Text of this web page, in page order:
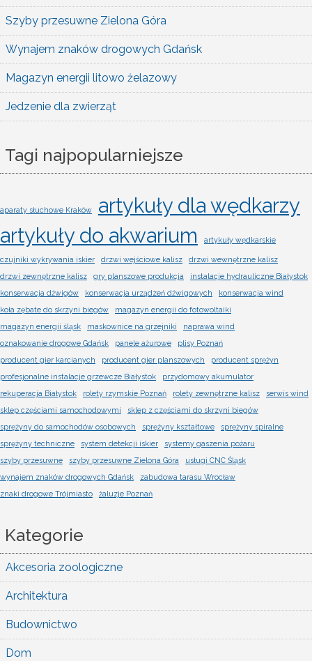
Szyby przesuwne Zielona Góra
Wynajem znaków drogowych Gdańsk
Magazyn energii litowo żelazowy
Jedzenie dla zwierząt
Tagi najpopularniejsze
aparaty słuchowe Kraków
artykuły dla wędkarzy
artykuły do akwarium
artykuły wędkarskie
czujniki wykrywania iskier drzwi wejściowe kalisz
drzwi wewnętrzne kalisz
drzwi zewnętrzne kalisz
gry planszowe produkcja
instalacje hydrauliczne Białystok
konserwacja dźwigów
konserwacja urządzeń dźwigowych
konserwacja wind
koła zębate do skrzyni biegów
magazyn energii do fotowoltaiki
magazyn energii śląsk
maskownice na grzejniki
naprawa wind
oznakowanie drogowe Gdańsk
panele ażurowe
plisy Poznań
producent gier karcianych
producent gier planszowych
producent sprężyn
profesjonalne instalacje grzewcze Białystok
przydomowy akumulator
rekuperacja Białystok
rolety rzymskie Poznań rolety zewnętrzne kalisz
serwis wind
sklep częściami samochodowymi
sklep z częściami do skrzyni biegów
sprężyny do samochodów osobowych
sprężyny kształtowe
sprężyny spiralne
sprężyny techniczne
system detekcji iskier
systemy gaszenia pożaru
szyby przesuwne
szyby przesuwne Zielona Góra
usługi CNC Śląsk
wynajem znaków drogowych Gdańsk
zabudowa tarasu Wrocław
znaki drogowe Trójmiasto
żaluzje Poznań
Kategorie
Akcesoria zoologiczne
Architektura
Budownictwo
Dom